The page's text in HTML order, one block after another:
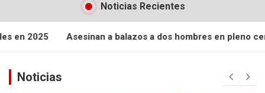
Noticias Recientes
a balazos a dos hombres en pleno centro de
Noticias